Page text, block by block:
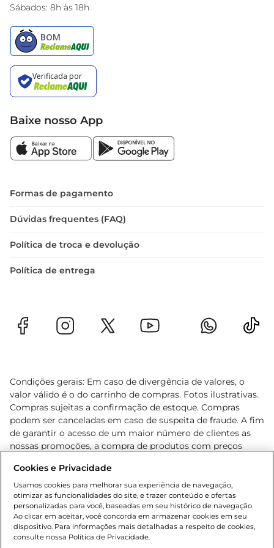
Sábados: 8h às 18h
Baixe nosso App
Formas de pagamento
Dúvidas frequentes (FAQ)
Política de troca e devolução
Política de entrega
Condições gerais: Em caso de divergência de valores, o
valor válido é o do carrinho de compras. Fotos ilustrativas.
Compras sujeitas a confirmação de estoque. Compras
podem ser canceladas em caso de suspeita de fraude. A fim
de garantir o acesso de um maior número de clientes as
nossas promoções, a compra de produtos com preços
cliente. Os preços, ofertas e condições são exclusivos para
o e-commerce e válidos durante o dia de hoje, podendo
sofrer alterações sem prévia notificação. Proibida a venda
de bebidas alcoólicas para menores de 18 anos, conforme
Lei n.º 8069/90, art. 81, inciso II (Estatuto da Criança e do
Adolescente). Preços e condições exclusivos para o
Cookies e Privacidade
Usamos cookies para melhorar sua experiência de navegação,
otimizar as funcionalidades do site, e trazer conteúdo e ofertas
personalizadas para você, baseadas em seu histórico de navegação.
Ao clicar em aceitar, você concorda em armazenar cookies em seu
dispositivo. Para informações mais detalhadas a respeito de cookies,
consulte nossa Política de Privacidade.